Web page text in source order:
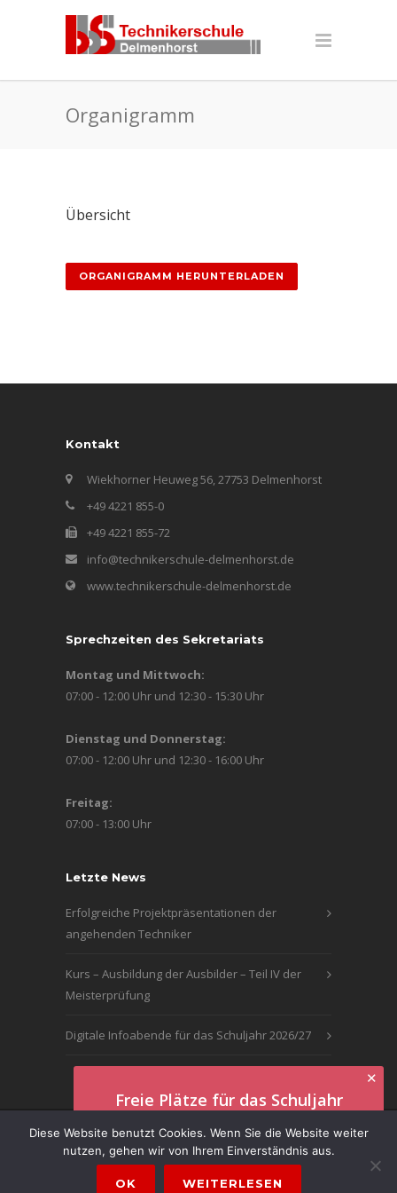
Organigramm
Übersicht
ORGANIGRAMM HERUNTERLADEN
Kontakt
Wiekhorner Heuweg 56, 27753 Delmenhorst
+49 4221 855-0
+49 4221 855-72
info@technikerschule-delmenhorst.de
www.technikerschule-delmenhorst.de
Sprechzeiten des Sekretariats
Montag und Mittwoch:
07:00 - 12:00 Uhr und 12:30 - 15:30 Uhr
Dienstag und Donnerstag:
07:00 - 12:00 Uhr und 12:30 - 16:00 Uhr
Freitag:
07:00 - 13:00 Uhr
Letzte News
Erfolgreiche Projektpräsentationen der
angehenden Techniker
Kurs – Ausbildung der Ausbilder – Teil IV der
Meisterprüfung
Digitale Infoabende für das Schuljahr 2026/27
© 2016 | Technikerschule Delmenhorst · BBSII |
Impressum|Datenschutzerklärung
✕
Freie Plätze für das Schuljahr
Anmeldung hier!
Diese Website benutzt Cookies. Wenn Sie die Website weiter
nutzen, gehen wir von Ihrem Einverständnis aus.
OK WEITERLESEN